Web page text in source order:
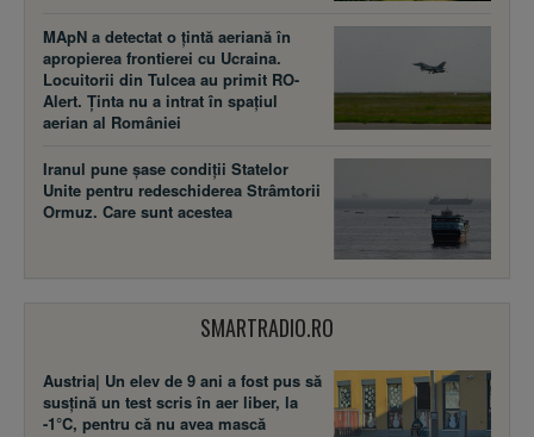
MApN a detectat o țintă aeriană în
apropierea frontierei cu Ucraina.
Locuitorii din Tulcea au primit RO-
Alert. Ținta nu a intrat în spațiul
aerian al României
Iranul pune șase condiții Statelor
Unite pentru redeschiderea Strâmtorii
Ormuz. Care sunt acestea
SMARTRADIO.RO
Austria| Un elev de 9 ani a fost pus să
susţină un test scris în aer liber, la
-1°C, pentru că nu avea mască